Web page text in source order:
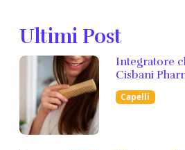
Ultimi Post
Integratore
Cisbani
Capelli